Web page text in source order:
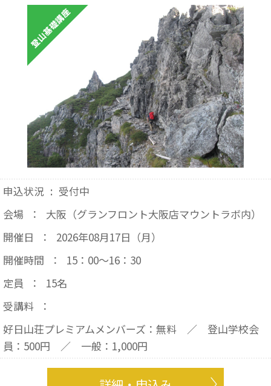
申込状況 : 受付中
会場
：
大阪（グランフロント大阪店マウントラボ内）
開催日
：
2026年08月17日（月）
開催時間
：
15：00～16：30
定員
：
15名
受講料
：
好日山荘プレミアムメンバーズ：無料 ／ 登山学校会
員：500円 ／ 一般：1,000円